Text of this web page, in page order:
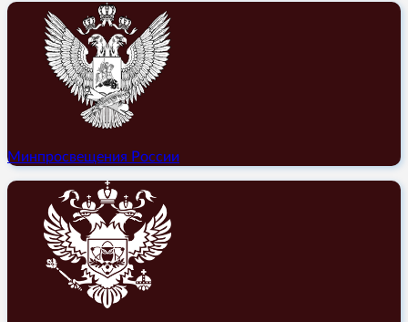
Минпросвещения России